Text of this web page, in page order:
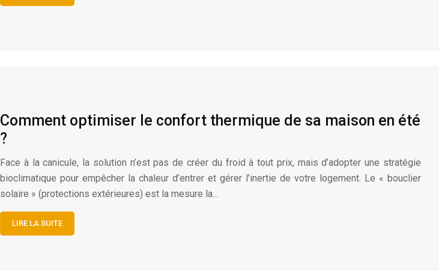
Comment optimiser le confort thermique de sa maison en été
?
Face à la canicule, la solution n’est pas de créer du froid à tout prix, mais d’adopter une stratégie
bioclimatique pour empêcher la chaleur d’entrer et gérer l’inertie de votre logement. Le « bouclier
solaire » (protections extérieures) est la mesure la…
LIRE LA SUITE